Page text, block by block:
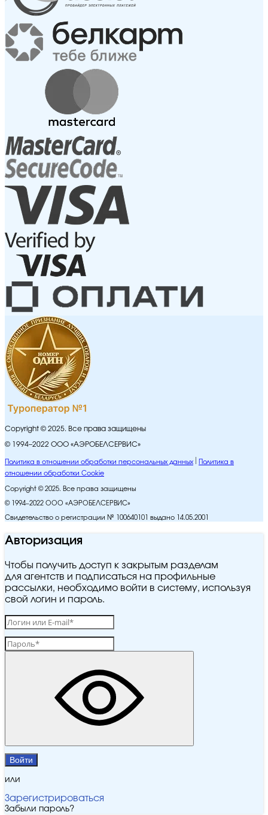
Copyright © 2025. Все права защищены
© 1994–2022 ООО «АЭРОБЕЛСЕРВИС»
Политика в отношении обработки персональных данных
Политика в
отношении обработки Cookie
Copyright © 2025. Все права защищены
© 1994–2022 ООО «АЭРОБЕЛСЕРВИС»
Свидетельство о регистрации № 100640101 выдано 14.05.2001
Авторизация
Чтобы получить доступ к закрытым разделам
для агентств и подписаться на профильные
рассылки, необходимо войти в систему, используя
свой логин и пароль.
Войти
или
Зарегистрироваться
Забыли пароль?